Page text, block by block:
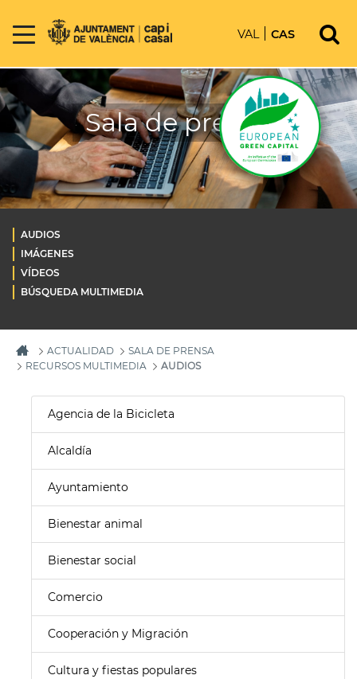
VAL CAS
Sala de prensa
AUDIOS
IMÁGENES
VÍDEOS
BÚSQUEDA MULTIMEDIA
ACTUALIDAD
SALA DE PRENSA
RECURSOS MULTIMEDIA
AUDIOS
Agencia de la Bicicleta
Alcaldía
Ayuntamiento
Bienestar animal
Bienestar social
Comercio
Cooperación y Migración
Cultura y fiestas populares